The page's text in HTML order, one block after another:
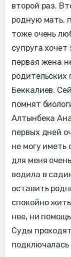
второй раз.
родную мать,
тоже очень
супруга
первая жена
родительских
Беккалиев.
помнят
Алтынбека
первых дней
не могу иметь
для меня
водила в
оставить
спокойно
нее, ни
Суды
подключалась